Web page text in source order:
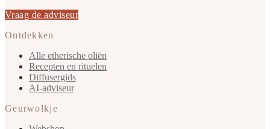
Vraag de adviseur
Ontdekken
Alle etherische oliën
Recepten en rituelen
Diffusergids
AI-adviseur
Geurwolkje